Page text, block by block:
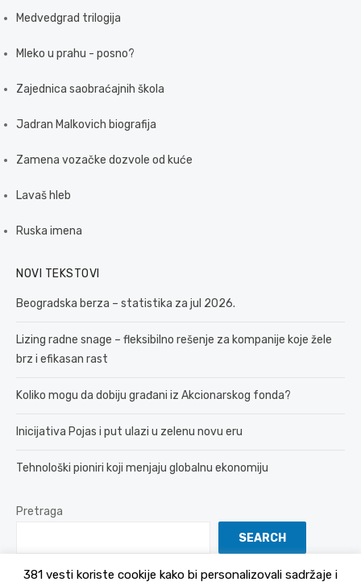
Medvedgrad trilogija
Mleko u prahu - posno?
Zajednica saobraćajnih škola
Jadran Malkovich biografija
Zamena vozačke dozvole od kuće
Lavaš hleb
Ruska imena
NOVI TEKSTOVI
Beogradska berza – statistika za jul 2026.
Lizing radne snage – fleksibilno rešenje za kompanije koje žele
brz i efikasan rast
Koliko mogu da dobiju građani iz Akcionarskog fonda?
Inicijativa Pojas i put ulazi u zelenu novu eru
Tehnološki pioniri koji menjaju globalnu ekonomiju
Pretraga
SEARCH
381 vesti koriste cookije kako bi personalizovali sadržaje i